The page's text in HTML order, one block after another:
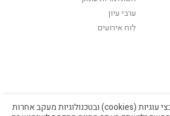
ערבי עיון
לוח אירועים
באתר זה נעשה שימוש בקבצי עוגיות (cookies) ובטכנולוגיות מעקב אחרות